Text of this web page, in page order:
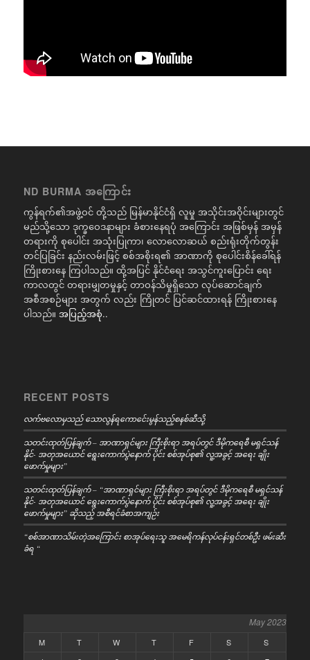
ND BURMA အကြောင်း
ကွန်ရက်၏အဖွဲ့ဝင် တို့သည် မြန်မာနိုင်ငံရှိ လူမှု အသိုင်းအဝိုင်းများတွင်
မည်သို့သော ဒုက္ခဝေဒနာများ ခံစားနေရပုံ အကြောင်း အဖြစ်မှန် အမှန်
တရားကို စုပေါင်း အသုံးပြုကာ၊ လောလောဆယ် စည်းရုံးတိုက်တွန်း
တင်ပြခြင်း နည်းလမ်းဖြင့် စစ်အစိုးရ၏ အာဏာကို စုပေါင်းစိန်ခေါ်ရန်
ကြိုးစားနေ ကြပါသည်။ ထို့အပြင် နိုင်ငံရေး အသွင်ကူးပြောင်း ရေး
ကာလတွင် တရားမျှတမှုနှင့် တာဝန်သိမှုရှိသော လုပ်ဆောင်ချက်
အစီအစဉ်များ အတွက် လည်း ကြိုတင် ပြင်ဆင်ထားရန် ကြိုးစားနေ
ပါသည်။ အပြည့်အစုံ..
RECENT POSTS
လက်ဗလောမှသည် သောလွန်ရကောင်ေးမွန်သည့်စနစ်ဆီသို့
သတင်းထုတ်ပြန်ချက် – အာဏာရှင်များ ကြီးစိုးရာ အရပ်တွင် ဒီမိုကရေစီ မရှင်သန်
နိုင်- အတုအယောင် ရွေးကောက်ပွဲနောက် ပိုင်း စစ်အုပ်စု၏ လူ့အခွင့် အရေး ချိုး
ဖောက်မှုများ”
သတင်းထုတ်ပြန်ချက် – “အာဏာရှင်များ ကြီးစိုးရာ အရပ်တွင် ဒီမိုကရေစီ မရှင်သန်
နိုင်- အတုအယောင် ရွေးကောက်ပွဲနောက် ပိုင်း စစ်အုပ်စု၏ လူ့အခွင့် အရေး ချိုး
ဖောက်မှုများ” ဆိုသည့် အစီရင်ခံစာအကျဉ်း
“စစ်အာဏာသိမ်းတဲ့အကြောင်း စာအုပ်ရေးသူ အမေရိကန်လုပ်ငန်းရှင်တစ်ဦး ဖမ်းဆီး
ခံရ “
May 2023
M T W T F S
S